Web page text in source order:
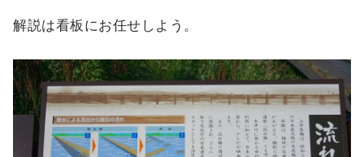
解説は看板にお任せしよう。